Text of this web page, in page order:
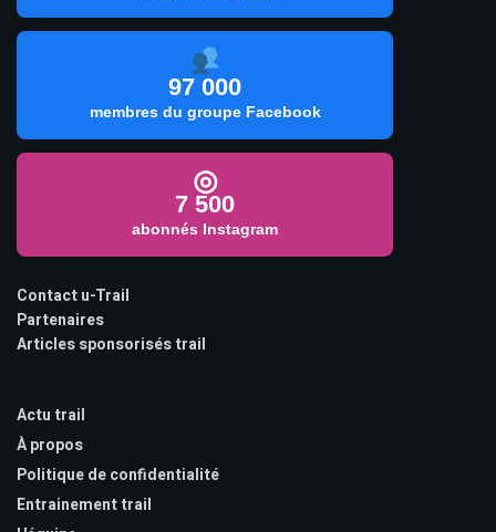
97 000
membres du groupe Facebook
◎
7 500
abonnés Instagram
Contact u-Trail
Partenaires
Articles sponsorisés trail
Actu trail
À propos
Politique de confidentialité
Entrainement trail